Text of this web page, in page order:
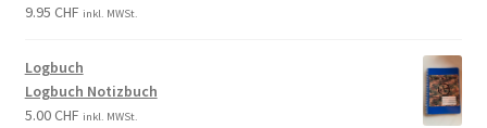
9.95 CHF inkl. MWSt.
Logbuch
Logbuch Notizbuch
5.00CHF inkl. MWSt.